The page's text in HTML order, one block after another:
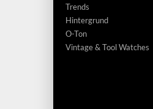
Trends
Hintergrund
O-Ton
Vintage & Tool Watches